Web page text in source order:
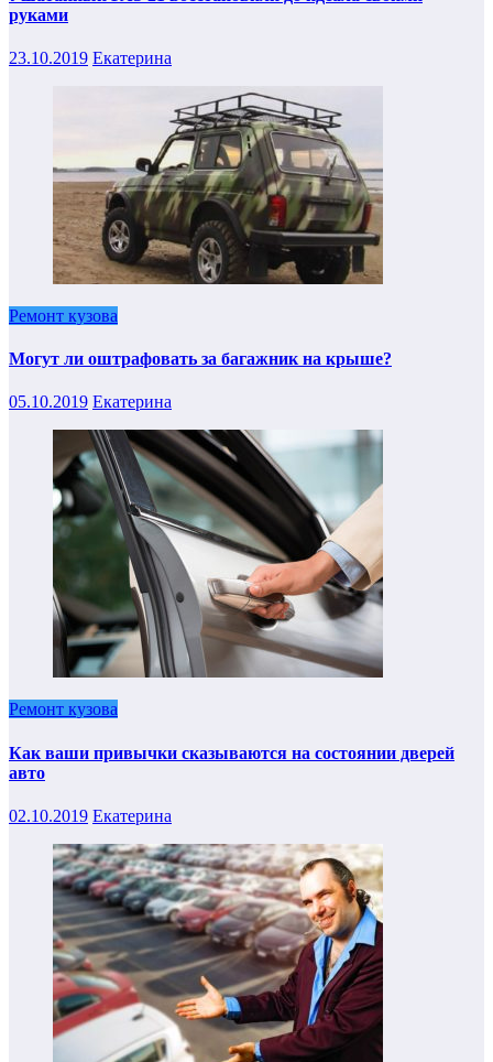
руками
23.10.2019 Екатерина
Ремонт кузова
Могут ли оштрафовать за багажник на крыше?
05.10.2019 Екатерина
Ремонт кузова
Как ваши привычки сказываются на состоянии дверей
авто
02.10.2019 Екатерина